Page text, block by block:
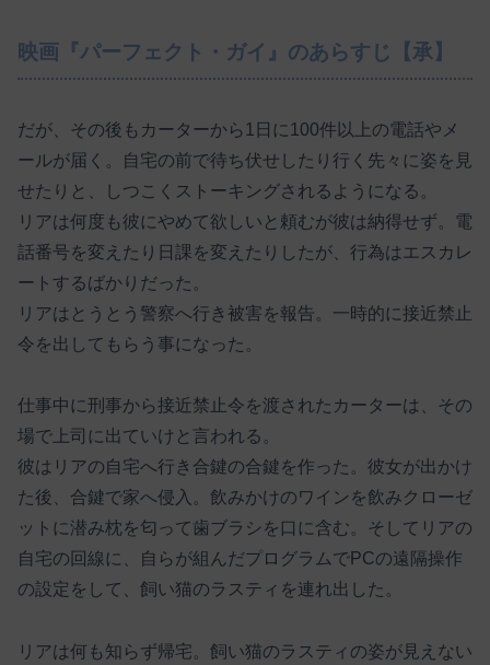
映画『パーフェクト・ガイ』のあらすじ【承】
だが、その後もカーターから1日に100件以上の電話やメ
ールが届く。自宅の前で待ち伏せしたり行く先々に姿を見
せたりと、しつこくストーキングされるようになる。
リアは何度も彼にやめて欲しいと頼むが彼は納得せず。電
話番号を変えたり日課を変えたりしたが、行為はエスカレ
ートするばかりだった。
リアはとうとう警察へ行き被害を報告。一時的に接近禁止
令を出してもらう事になった。
仕事中に刑事から接近禁止令を渡されたカーターは、その
場で上司に出ていけと言われる。
彼はリアの自宅へ行き合鍵の合鍵を作った。彼女が出かけ
た後、合鍵で家へ侵入。飲みかけのワインを飲みクローゼ
ットに潜み枕を匂って歯ブラシを口に含む。そしてリアの
自宅の回線に、自らが組んだプログラムでPCの遠隔操作
の設定をして、飼い猫のラスティを連れ出した。
リアは何も知らず帰宅。飼い猫のラスティの姿が見えない